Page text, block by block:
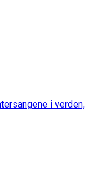
i verden,